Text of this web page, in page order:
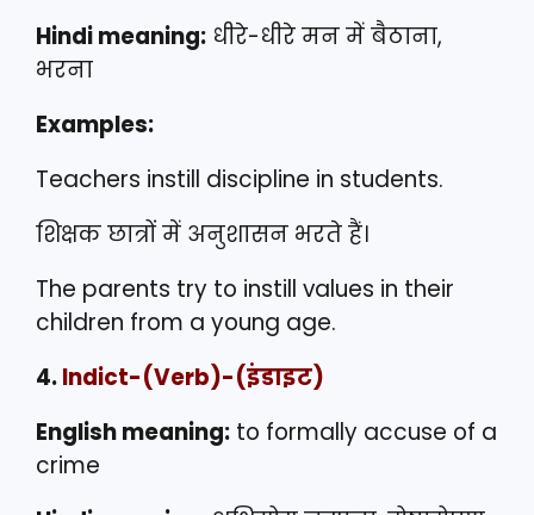
Hindi meaning: धीरे-धीरे मन में बैठाना,
भरना
Examples:
Teachers instill discipline in students.
शिक्षक छात्रों में अनुशासन भरते हैं।
The parents try to instill values in their
children from a young age.
4.Indict-(Verb)-(इंडाइट)
English meaning: to formally accuse of a
crime